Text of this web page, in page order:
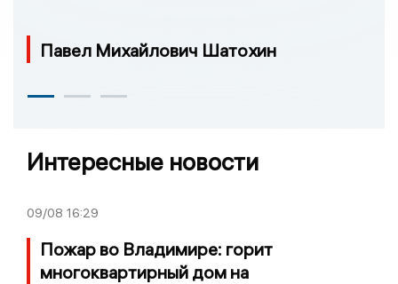
Павел Михайлович Шатохин
Интересные новости
09/08 16:29
Пожар во Владимире: горит
многоквартирный дом на